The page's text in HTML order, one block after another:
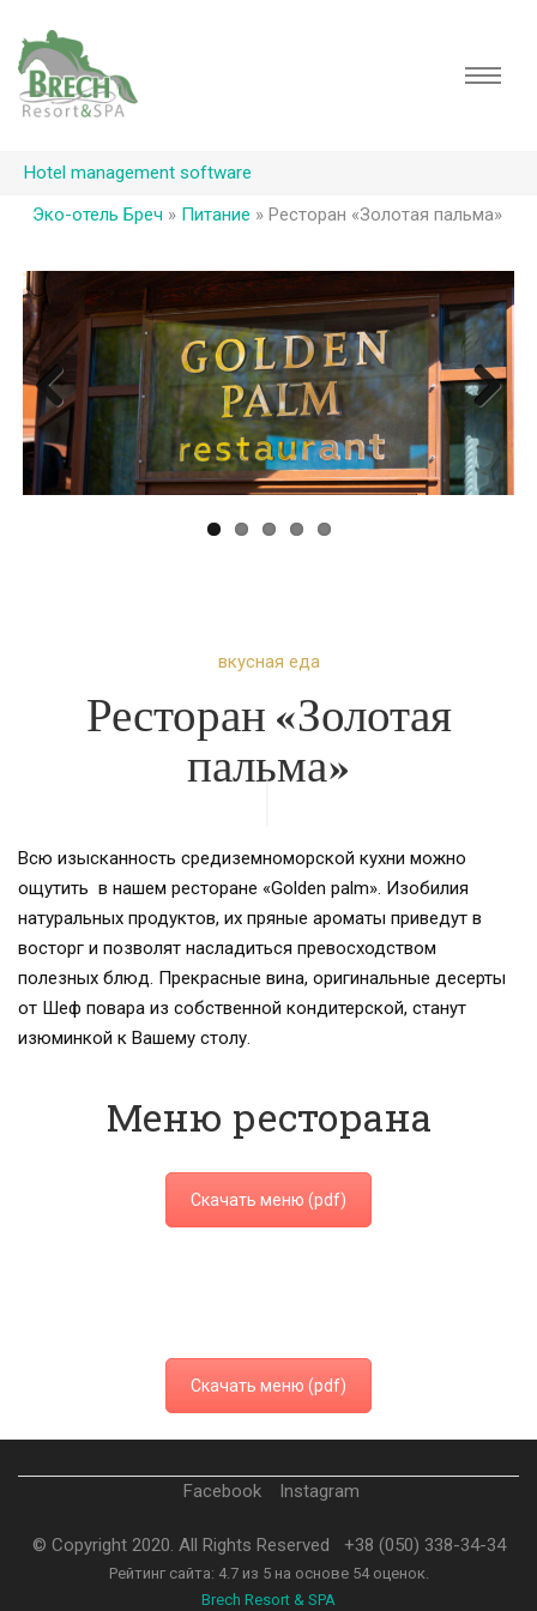
Hotel management software
Эко-отель Бреч » Питание » Ресторан «Золотая пальма»
Previous Next
вкусная еда
Ресторан «Золотая
пальма»
Всю изысканность средиземноморской кухни можно
ощутить в нашем ресторане «Golden palm». Изобилия
натуральных продуктов, их пряные ароматы приведут в
восторг и позволят насладиться превосходством
полезных блюд. Прекрасные вина, оригинальные десерты
от Шеф повара из собственной кондитерской, станут
изюминкой к Вашему столу.
Меню ресторана
Скачать меню (pdf)
Скачать меню (pdf)
Facebook Instagram
© Copyright 2020. All Rights Reserved +38 (050) 338-34-34
Рейтинг сайта: 4.7из 5 на основе 54оценок.
Brech Resort & SPA